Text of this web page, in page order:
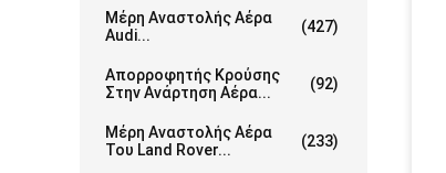
Μέρη Αναστολής Αέρα
Audi...
(427)
Απορροφητής Κρούσης
Στην Ανάρτηση Αέρα...
(92)
Μέρη Αναστολής Αέρα
Του Land Rover...
(233)